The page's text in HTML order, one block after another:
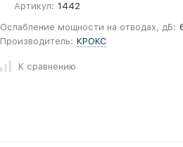
Артикул: 1442
Ослабление мощности на отводах, дБ:
Производитель: КРОКС
К сравнению